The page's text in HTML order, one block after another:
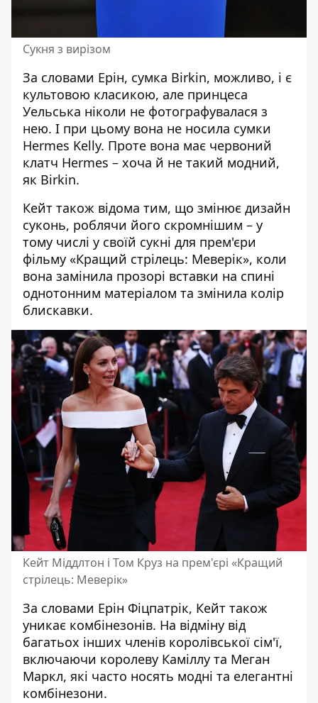
Сукня з вирізом
За словами Ерін, сумка Birkin, можливо, і є
культовою класикою, але принцеса
Уельська ніколи не фотографувалася з
нею. І при цьому вона не носила сумки
Hermes Kelly. Проте вона має червоний
клатч Hermes – хоча й не такий модний,
як Birkin.
Кейт також відома тим, що змінює дизайн
суконь, роблячи його скромнішим – у
тому числі у своїй сукні для прем'єри
фільму «Кращий стрілець: Меверік», коли
вона замінила прозорі вставки на спині
однотонним матеріалом та змінила колір
блискавки.
Кейт Міддлтон і Том Круз на прем'єрі «Кращий
стрілець: Меверік»
За словами Ерін Фіцпатрік, Кейт також
уникає комбінезонів. На відміну від
багатьох інших членів королівської сім'ї,
включаючи королеву Каміллу та Меган
Маркл, які часто носять модні та елегантні
комбінезони.